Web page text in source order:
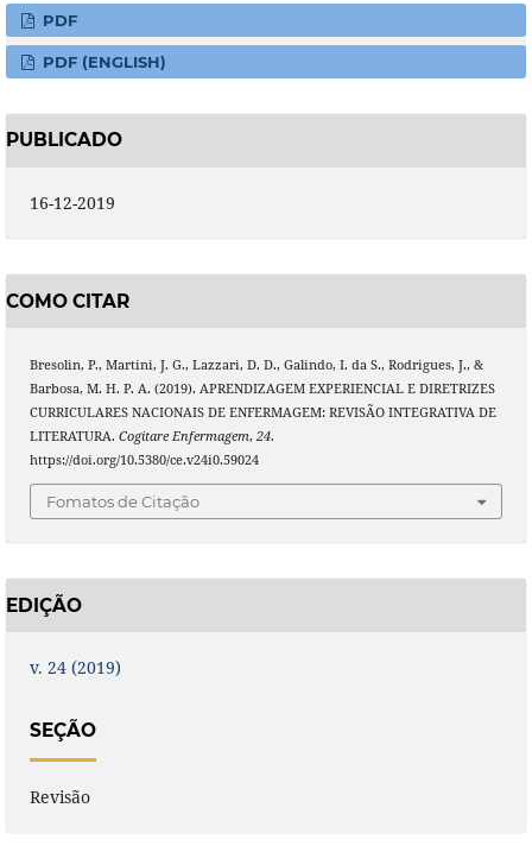
PDF
PDF (ENGLISH)
PUBLICADO
16-12-2019
COMO CITAR
Bresolin, P., Martini, J. G., Lazzari, D. D., Galindo, I. da S., Rodrigues, J., &
Barbosa, M. H. P. A. (2019). APRENDIZAGEM EXPERIENCIAL E DIRETRIZES
CURRICULARES NACIONAIS DE ENFERMAGEM: REVISÃO INTEGRATIVA DE
LITERATURA. Cogitare Enfermagem, 24.
https://doi.org/10.5380/ce.v24i0.59024
Fomatos de Citação
EDIÇÃO
v. 24 (2019)
SEÇÃO
Revisão